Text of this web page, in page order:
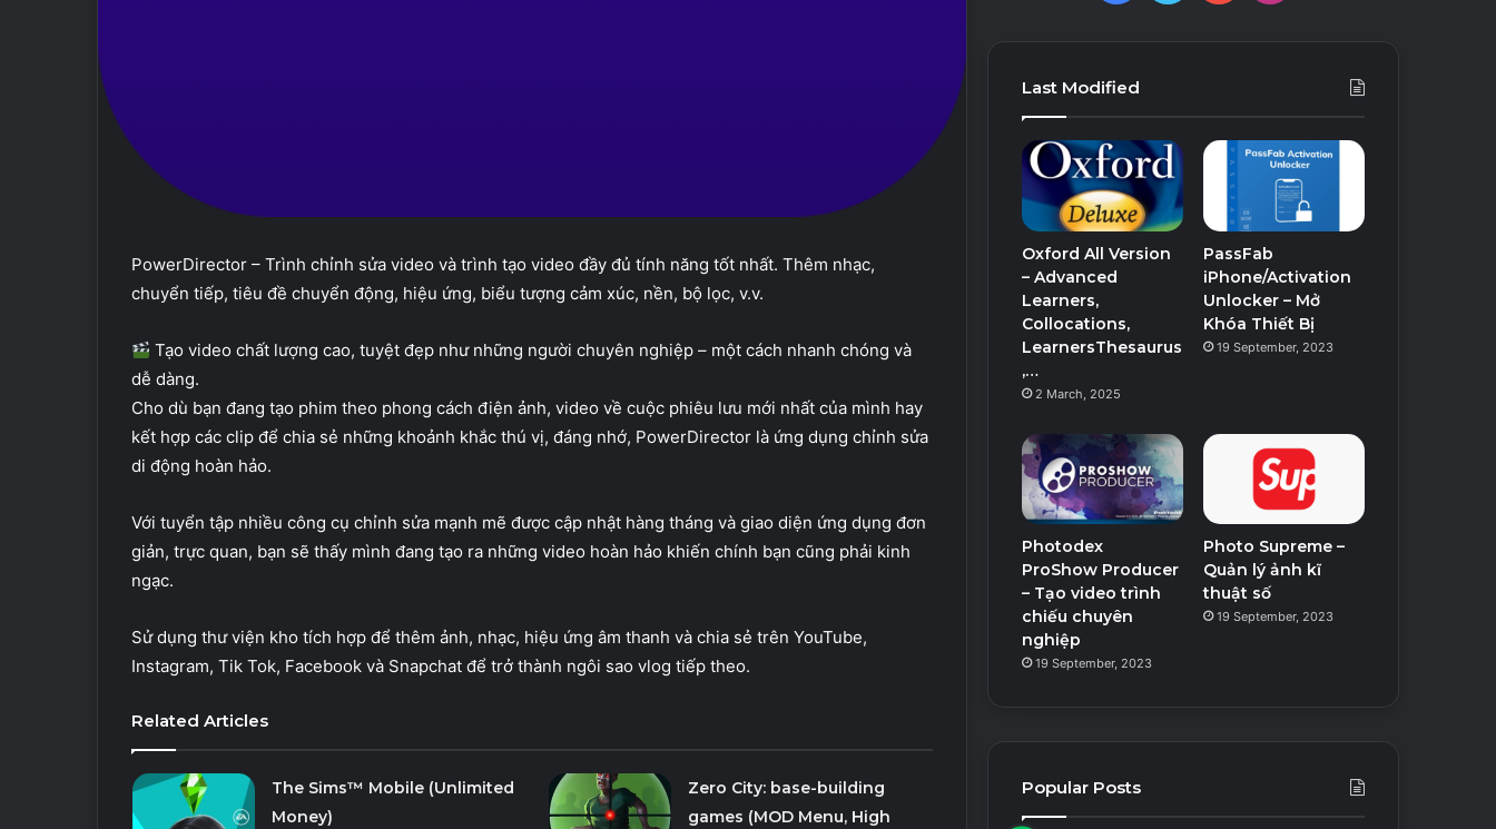
PowerDirector – Trình chỉnh sửa video và trình tạo video đầy đủ tính năng tốt nhất. Thêm nhạc,
chuyển tiếp, tiêu đề chuyển động, hiệu ứng, biểu tượng cảm xúc, nền, bộ lọc, v.v.
Tạo video chất lượng cao, tuyệt đẹp như những người chuyên nghiệp – một cách nhanh chóng và
dễ dàng.
Cho dù bạn đang tạo phim theo phong cách điện ảnh, video về cuộc phiêu lưu mới nhất của mình hay
kết hợp các clip để chia sẻ những khoảnh khắc thú vị, đáng nhớ, PowerDirector là ứng dụng chỉnh sửa
di động hoàn hảo.
Với tuyển tập nhiều công cụ chỉnh sửa mạnh mẽ được cập nhật hàng tháng và giao diện ứng dụng đơn
giản, trực quan, bạn sẽ thấy mình đang tạo ra những video hoàn hảo khiến chính bạn cũng phải kinh
ngạc.
Sử dụng thư viện kho tích hợp để thêm ảnh, nhạc, hiệu ứng âm thanh và chia sẻ trên YouTube,
Instagram, Tik Tok, Facebook và Snapchat để trở thành ngôi sao vlog tiếp theo.
Related Articles
The Sims™ Mobile (Unlimited
Money)
Zero City: base-building
games (MOD Menu, High
Last Modified
Oxford All Version
– Advanced
Learners,
Collocations,
LearnersThesaurus
,…
2 March, 2025
PassFab
iPhone/Activation
Unlocker – Mở
Khóa Thiết Bị
19 September, 2023
Photodex
ProShow Producer
– Tạo video trình
chiếu chuyên
nghiệp
19 September, 2023
Photo Supreme –
Quản lý ảnh kĩ
thuật số
19 September, 2023
Popular Posts